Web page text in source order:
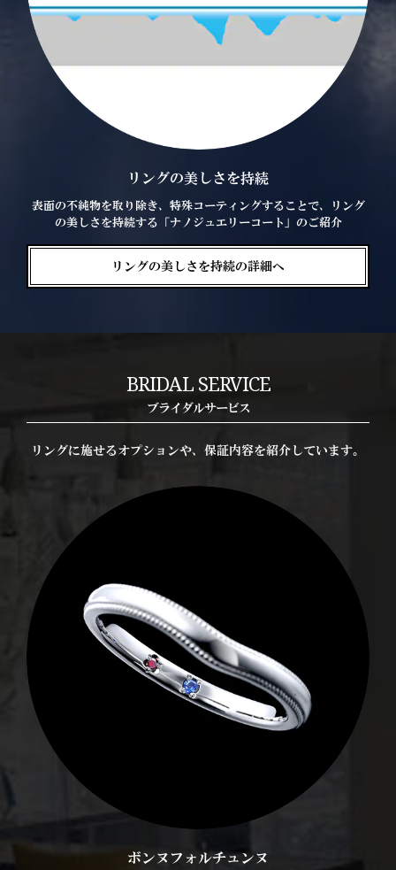
リングの美しさを持続
表面の不純物を取り除き、特殊コーティングすることで、リング
の美しさを持続する「ナノジュエリーコート」のご紹介
リングの美しさを持続の詳細へ
BRIDAL SERVICE
ブライダルサービス
リングに施せるオプションや、保証内容を紹介しています。
ボンヌフォルチュンヌ